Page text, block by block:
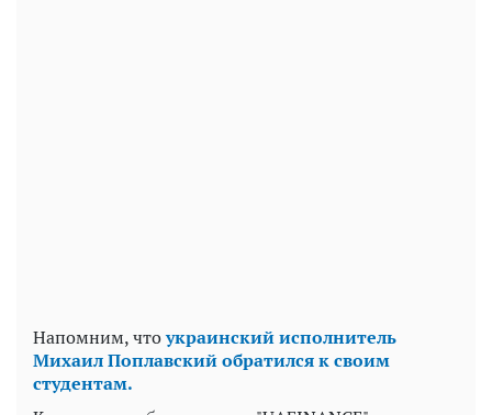
Напомним, чтоукраинский исполнитель
Михаил Поплавский обратился к своим
студентам.